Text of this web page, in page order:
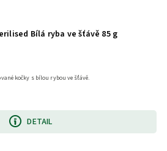
Bílá ryba ve šťávě 85 g
DETAIL
kočky s bílou rybou ve šťávě.